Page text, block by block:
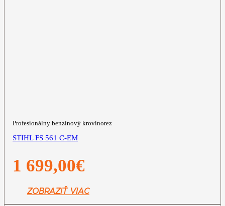
Profesionálny benzínový krovinorez
STIHL FS 561 C-EM
1 699,00€
ZOBRAZIŤ VIAC